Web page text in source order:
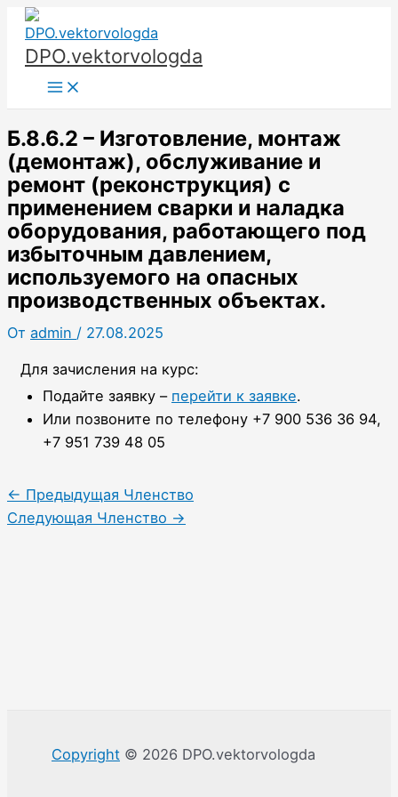
Перейти
содержимому
DPO.vektorvologda
Main
Б.8.6.2 – Изготовление, монтаж
(демонтаж), обслуживание и
ремонт (реконструкция) с
применением сварки и наладка
оборудования, работающего под
избыточным давлением,
используемого на опасных
производственных объектах.
От admin / 27.08.2025
Для зачисления на курс:
Подайте заявку – перейти к заявке.
Или позвоните по телефону +7 900 536 36 94,
+7 951 739 48 05
← Предыдущая Членство
Следующая Членство →
Copyright © 2026 DPO.vektorvologda